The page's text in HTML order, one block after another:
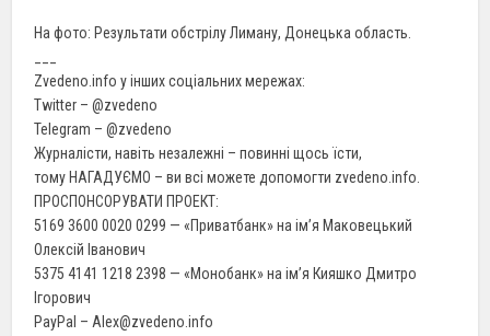
На фото: Результати обстрілу Лиману, Донецька область.
Zvedeno.info у інших соціальних мережах:
Twitter – @zvedeno
Telegram – @zvedeno
Журналісти, навіть незалежні – повинні щось їсти,
тому НАГАДУЄМО – ви всі можете допомогти zvedeno.info.
ПРОСПОНСОРУВАТИ ПРОЕКТ:
5169 3600 0020 0299 — «Приватбанк» на ім’я Маковецький
Олексій Іванович
5375 4141 1218 2398 — «Монобанк» на ім’я Кияшко Дмитро
Ігорович
PayPal – Alex@zvedeno.info